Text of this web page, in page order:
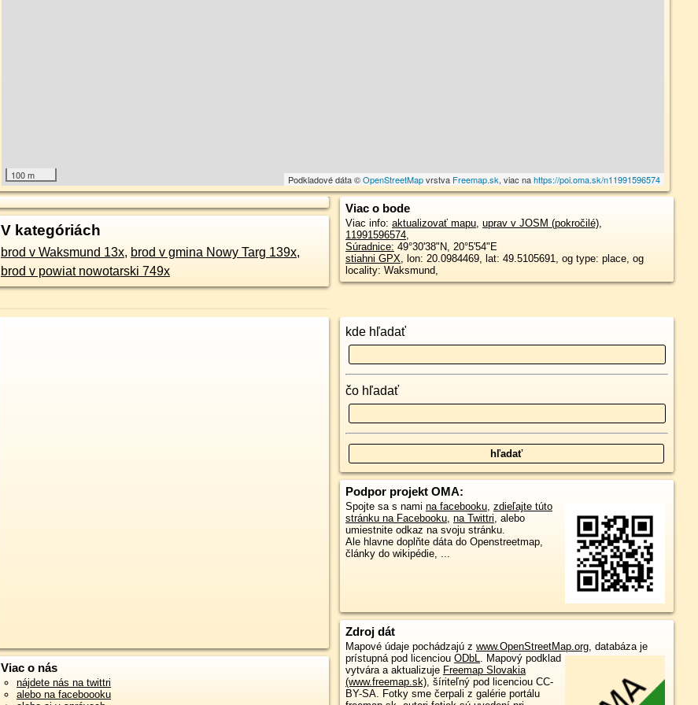
100 m Podkladové dáta ©OpenStreetMapvrstva Freemap.sk, viac nahttps://poi.oma.sk/n11991596574
V kategóriách
brod v Waksmund 13x, brod v gmina Nowy Targ 139x,
brod v powiat nowotarski 749x
Viac o bode
Viac info: aktualizovať mapu, uprav v JOSM (pokročilé),
11991596574,
Súradnice: 49°30'38"N, 20°5'54"E
stiahni GPX, lon: 20.0984469, lat: 49.5105691, og type: place, og
locality: Waksmund,
Viac o nás
nájdete nás na twittri
alebo na faceboooku
kde hľadať
čo hľadať
Podpor projekt OMA:
Spojte sa s nami na facebooku, zdieľajte túto
stránku na Facebooku, na Twittri, alebo
umiestnite odkaz na svoju stránku.
Ale hlavne doplňte dáta do Openstreetmap,
články do wikipédie, ...
Zdroj dát
Mapové údaje pochádzajú z www.OpenStreetMap.org, databáza je
prístupná pod licenciou ODbL. Mapový podklad
vytvára a aktualizuje Freemap Slovakia
(www.freemap.sk), šíriteľný pod licenciou CC-
BY-SA. Fotky sme čerpali z galérie portálu